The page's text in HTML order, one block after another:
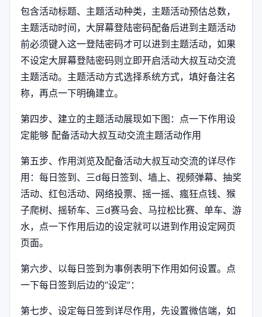
包含活动标题、主题活动种类，主题活动预估总数，
主题活动时间，大屏幕登陆密码配备后进到主题活动
前必须键入这一登陆密码才可以进到主题活动，如果
不设定大屏幕登陆密码则立即开启活动大叔互动交流
主题活动。主题活动方式选择系统方式，填好备注名
称，再点一下明确建立。
第四步、建立的主题活动展现如下图：点一下作用设
定能够 配备活动大叔互动交流主题活动作用
第五步、作用浏览及配备活动大叔互动交流的详尽作
用：每日签到、三d每日签到、墙上、视频弹幕、抽奖
活动、红包活动、网络投票、摇一摇、瘋狂点钱、猴
子爬树、摇轿车、三d赛马会、马拉松比赛、单车、游
水，点一下作用后边的设定就可以进到作用设定网页
页面。
第六步、以每日签到为事例表明下作用如何设置。点
一下每日签到后边的“设定”：
第七步、设定每日签到详尽作用，先设置微信端，如